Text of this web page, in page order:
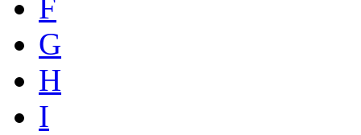
F
G
H
I